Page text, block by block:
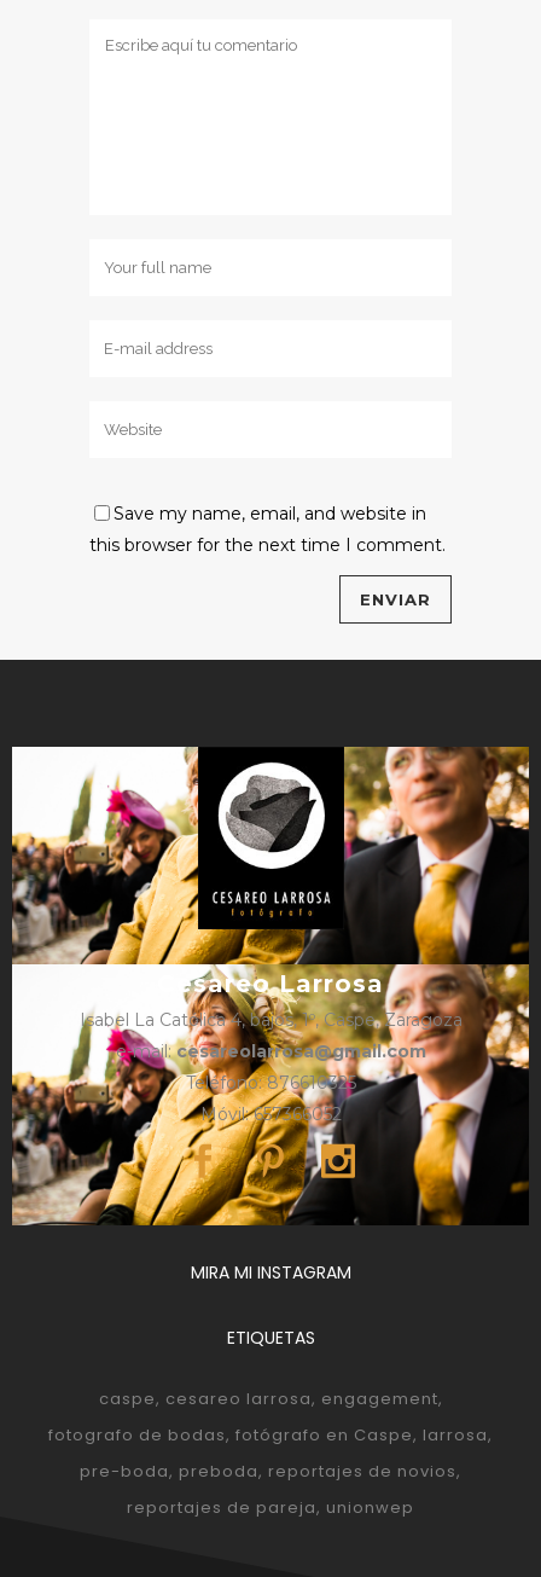
Save my name, email, and website in
this browser for the next time I comment.
Cesareo Larrosa
Isabel La Católica 4, bajos, 1º, Caspe, Zaragoza
e-mail:cesareolarrosa@gmail.com
Teléfono: 876610325
Móvil: 657366052
MIRA MI INSTAGRAM
ETIQUETAS
caspe cesareo larrosa engagement
fotografo de bodas fotógrafo en Caspe larrosa
pre-boda preboda reportajes de novios
reportajes de pareja unionwep